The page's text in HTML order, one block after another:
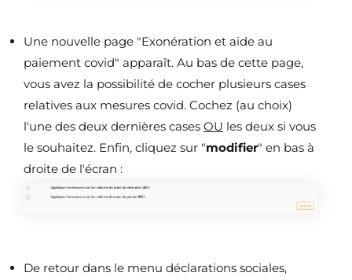
Une nouvelle page "Exonération et aide au
paiement covid" apparaît. Au bas de cette page,
vous avez la possibilité de cocher plusieurs cases
relatives aux mesures covid. Cochez (au choix)
l'une des deux dernières cases OU les deux si vous
le souhaitez. Enfin, cliquez sur "modifier" en bas à
droite de l'écran :
De retour dans le menu déclarations sociales,